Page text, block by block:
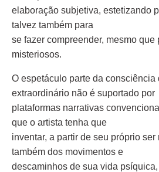
elaboração subjetiva, estetizando
talvez também para
se fazer compreender, mesmo que
misteriosos.
O espetáculo parte da consciência
extraordinário não é suportado por
plataformas narrativas
que o artista tenha que
inventar, a partir de seu próprio ser
também dos movimentos e
descaminhos de sua vida psíquica,